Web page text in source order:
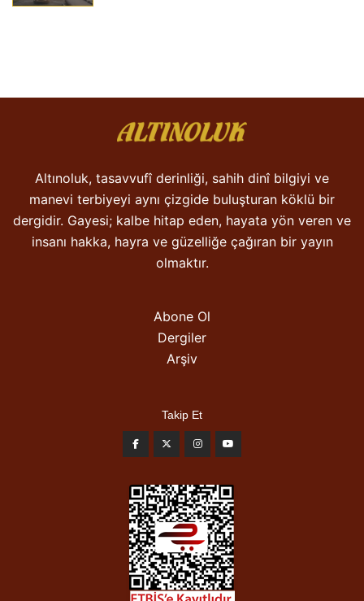
Altınoluk, tasavvufî derinliği, sahih dinî bilgiyi ve
manevi terbiyeyi aynı çizgide buluşturan köklü bir
dergidir. Gayesi; kalbe hitap eden, hayata yön veren ve
insanı hakka, hayra ve güzelliğe çağıran bir yayın
olmaktır.
Abone Ol
Dergiler
Arşiv
Takip Et